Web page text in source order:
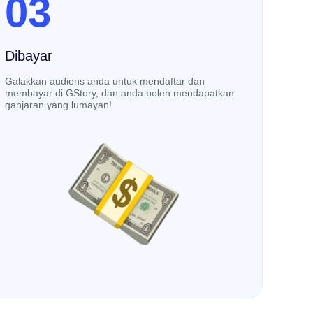
03
Dibayar
Galakkan audiens anda untuk mendaftar dan
membayar di GStory, dan anda boleh mendapatkan
ganjaran yang lumayan!